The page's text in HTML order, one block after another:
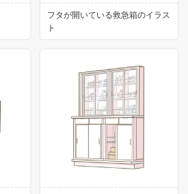
フタが開いている救急箱のイラス
ト